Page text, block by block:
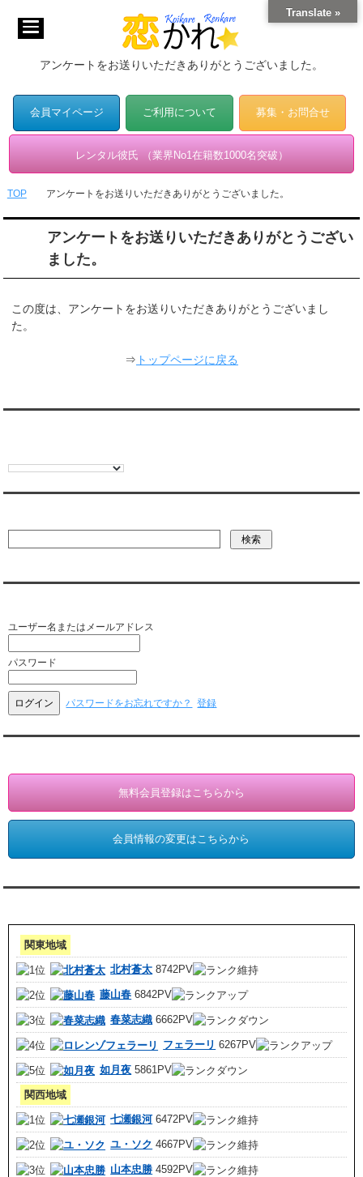
アンケートをお送りいただきありがとうございました。
会員マイページ ご利用について 募集・お問合せ
レンタル彼氏 （業界No1在籍数1000名突破）
TOP アンケートをお送りいただきありがとうございました。
アンケートをお送りいただきありがとうござい
ました。
この度は、アンケートをお送りいただきありがとうございまし
た。
⇒ トップページに戻る
ユーザー名またはメールアドレス
パスワード
パスワードをお忘れですか？ 登録
無料会員登録はこちらから
会員情報の変更はこちらから
関東地域
北村蒼太 8742PV
藤山春 6842PV
春菜志織 6662PV
フェラーリ 6267PV
如月夜 5861PV
関西地域
七瀬銀河6472PV
ユ・ソク 4667PV
山本忠勝 4592PV
Translate »